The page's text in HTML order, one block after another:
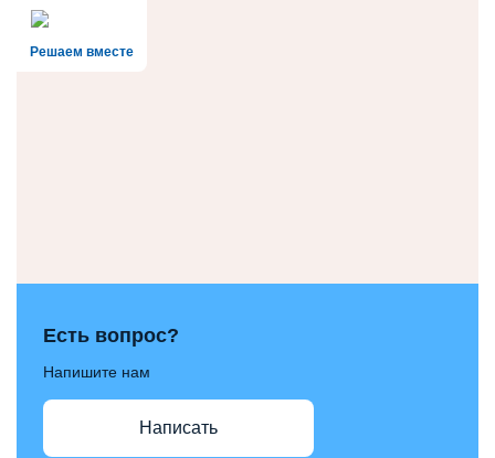
Решаем вместе
Есть вопрос?
Напишите нам
Написать